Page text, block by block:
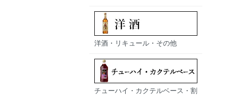
洋酒・リキュール・その他
チューハイ・カクテルベース・割